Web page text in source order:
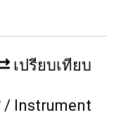
เปรียบเทียบ
Instrument